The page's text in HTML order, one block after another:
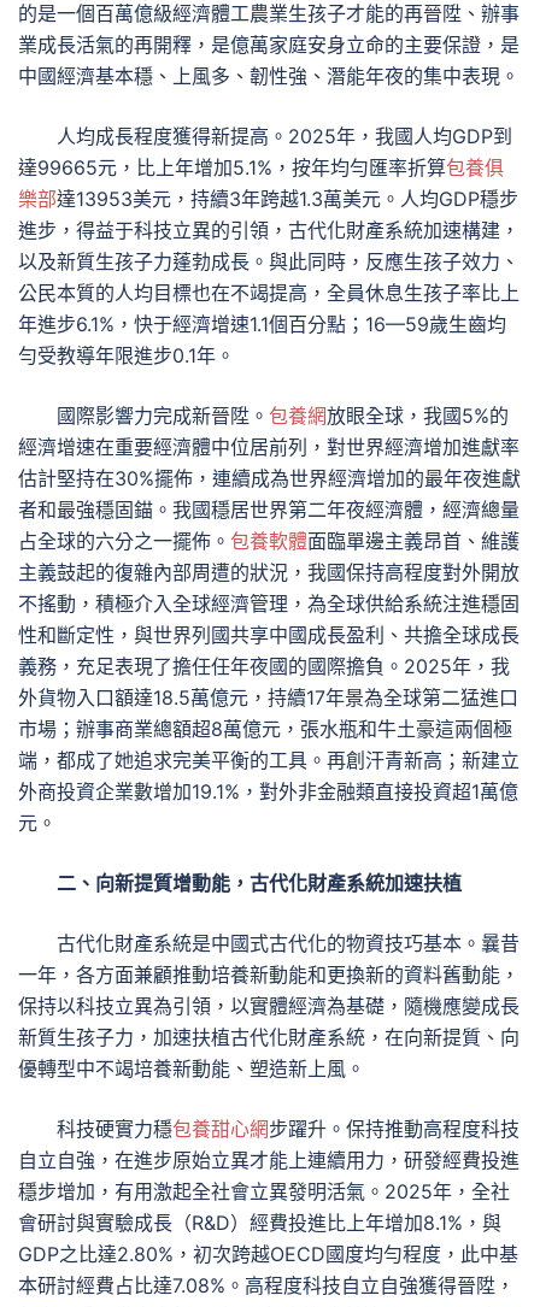
的是一個百萬億級經濟體工農業生孩子才能的再晉陞、辦事
業成長活氣的再開釋，是億萬家庭安身立命的主要保證，是
中國經濟基本穩、上風多、韌性強、潛能年夜的集中表現。
人均成長程度獲得新提高。2025年，我國人均GDP到
達99665元，比上年增加5.1%，按年均勻匯率折算包養俱
樂部達13953美元，持續3年跨越1.3萬美元。人均GDP穩步
進步，得益于科技立異的引領，古代化財產系統加速構建，
以及新質生孩子力蓬勃成長。與此同時，反應生孩子效力、
公民本質的人均目標也在不竭提高，全員休息生孩子率比上
年進步6.1%，快于經濟增速1.1個百分點；16—59歲生齒均
勻受教導年限進步0.1年。
國際影響力完成新晉陞。 包養網放眼全球，我國5%的
經濟增速在重要經濟體中位居前列，對世界經濟增加進獻率
估計堅持在30%擺佈，連續成為世界經濟增加的最年夜進獻
者和最強穩固錨。我國穩居世界第二年夜經濟體，經濟總量
占全球的六分之一擺佈。 包養軟體面臨單邊主義昂首、維護
主義鼓起的復雜內部周遭的狀況，我國保持高程度對外開放
不搖動，積極介入全球經濟管理，為全球供給系統注進穩固
性和斷定性，與世界列國共享中國成長盈利、共擔全球成長
義務，充足表現了擔任任年夜國的國際擔負。2025年，我
外貨物入口額達18.5萬億元，持續17年景為全球第二猛進口
市場；辦事商業總額超8萬億元，張水瓶和牛土豪這兩個極
端，都成了她追求完美平衡的工具。再創汗青新高；新建立
外商投資企業數增加19.1%，對外非金融類直接投資超1萬億
元。
二、向新提質增動能，古代化財產系統加速扶植
古代化財產系統是中國式古代化的物資技巧基本。曩昔
一年，各方面兼顧推動培養新動能和更換新的資料舊動能，
保持以科技立異為引領，以實體經濟為基礎，隨機應變成長
新質生孩子力，加速扶植古代化財產系統，在向新提質、向
優轉型中不竭培養新動能、塑造新上風。
科技硬實力穩包養甜心網步躍升。保持推動高程度科技
自立自強，在進步原始立異才能上連續用力，研發經費投進
穩步增加，有用激起全社會立異發明活氣。2025年，全社
會研討與實驗成長（R&D）經費投進比上年增加8.1%，與
GDP之比達2.80%，初次跨越OECD國度均勻程度，此中基
本研討經費占比達7.08%。高程度科技自立自強獲得晉陞，